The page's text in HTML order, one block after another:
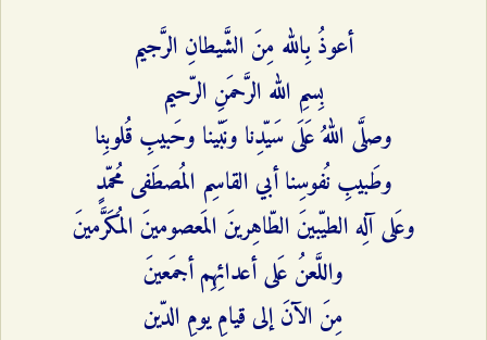
أعوذُ بِالله مِنَ الشَّيطانِ الرَّجيم
بِسمِ الله الرَّحمَنِ الرّحيم
وصلَّى اللهُ عَلَى سَيّدِنا ونَبّينا وحَبيبِ قُلوبِنا
وطَبيبِ نُفوسِنا أبي‌ القاسِم المُصطَفى مُحمّدٍ
وعَلى آلِه الطيّبينَ الطّاهِرينَ المَعصومينَ المُكَرَّمينَ
واللَّعنُ عَلى أعدائِهِم أجمَعينَ
مِنَ الآنَ إلى قيامِ يومِ الدّين